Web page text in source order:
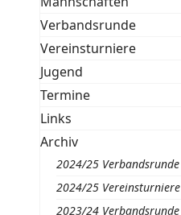
Verbandsrunde
Vereinsturniere
Jugend
Termine
Links
Archiv
2024/25 Verbandsrunde
2024/25 Vereinsturniere
2023/24 Verbandsrunde